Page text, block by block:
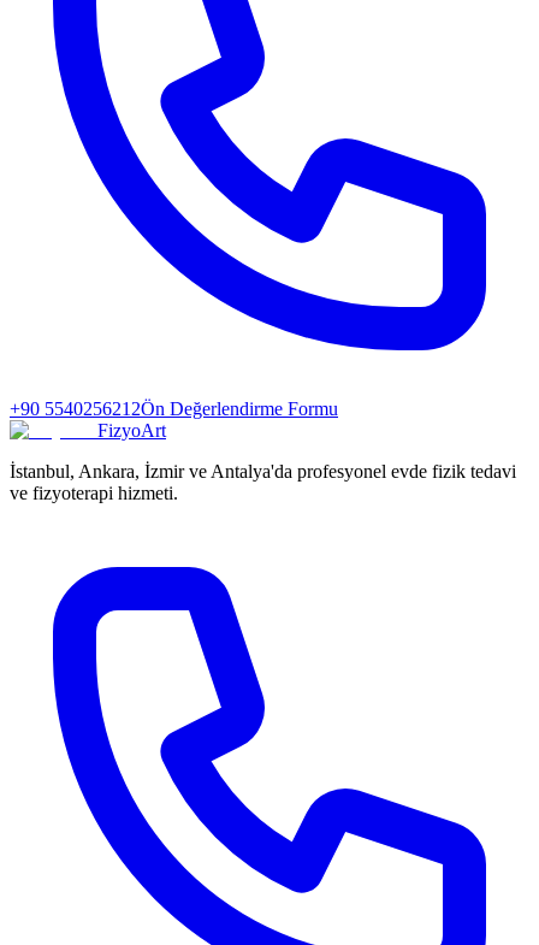
+90 5540256212Ön Değerlendirme Formu
FizyoArt
İstanbul, Ankara, İzmir ve Antalya'da profesyonel evde fizik tedavi
ve fizyoterapi hizmeti.